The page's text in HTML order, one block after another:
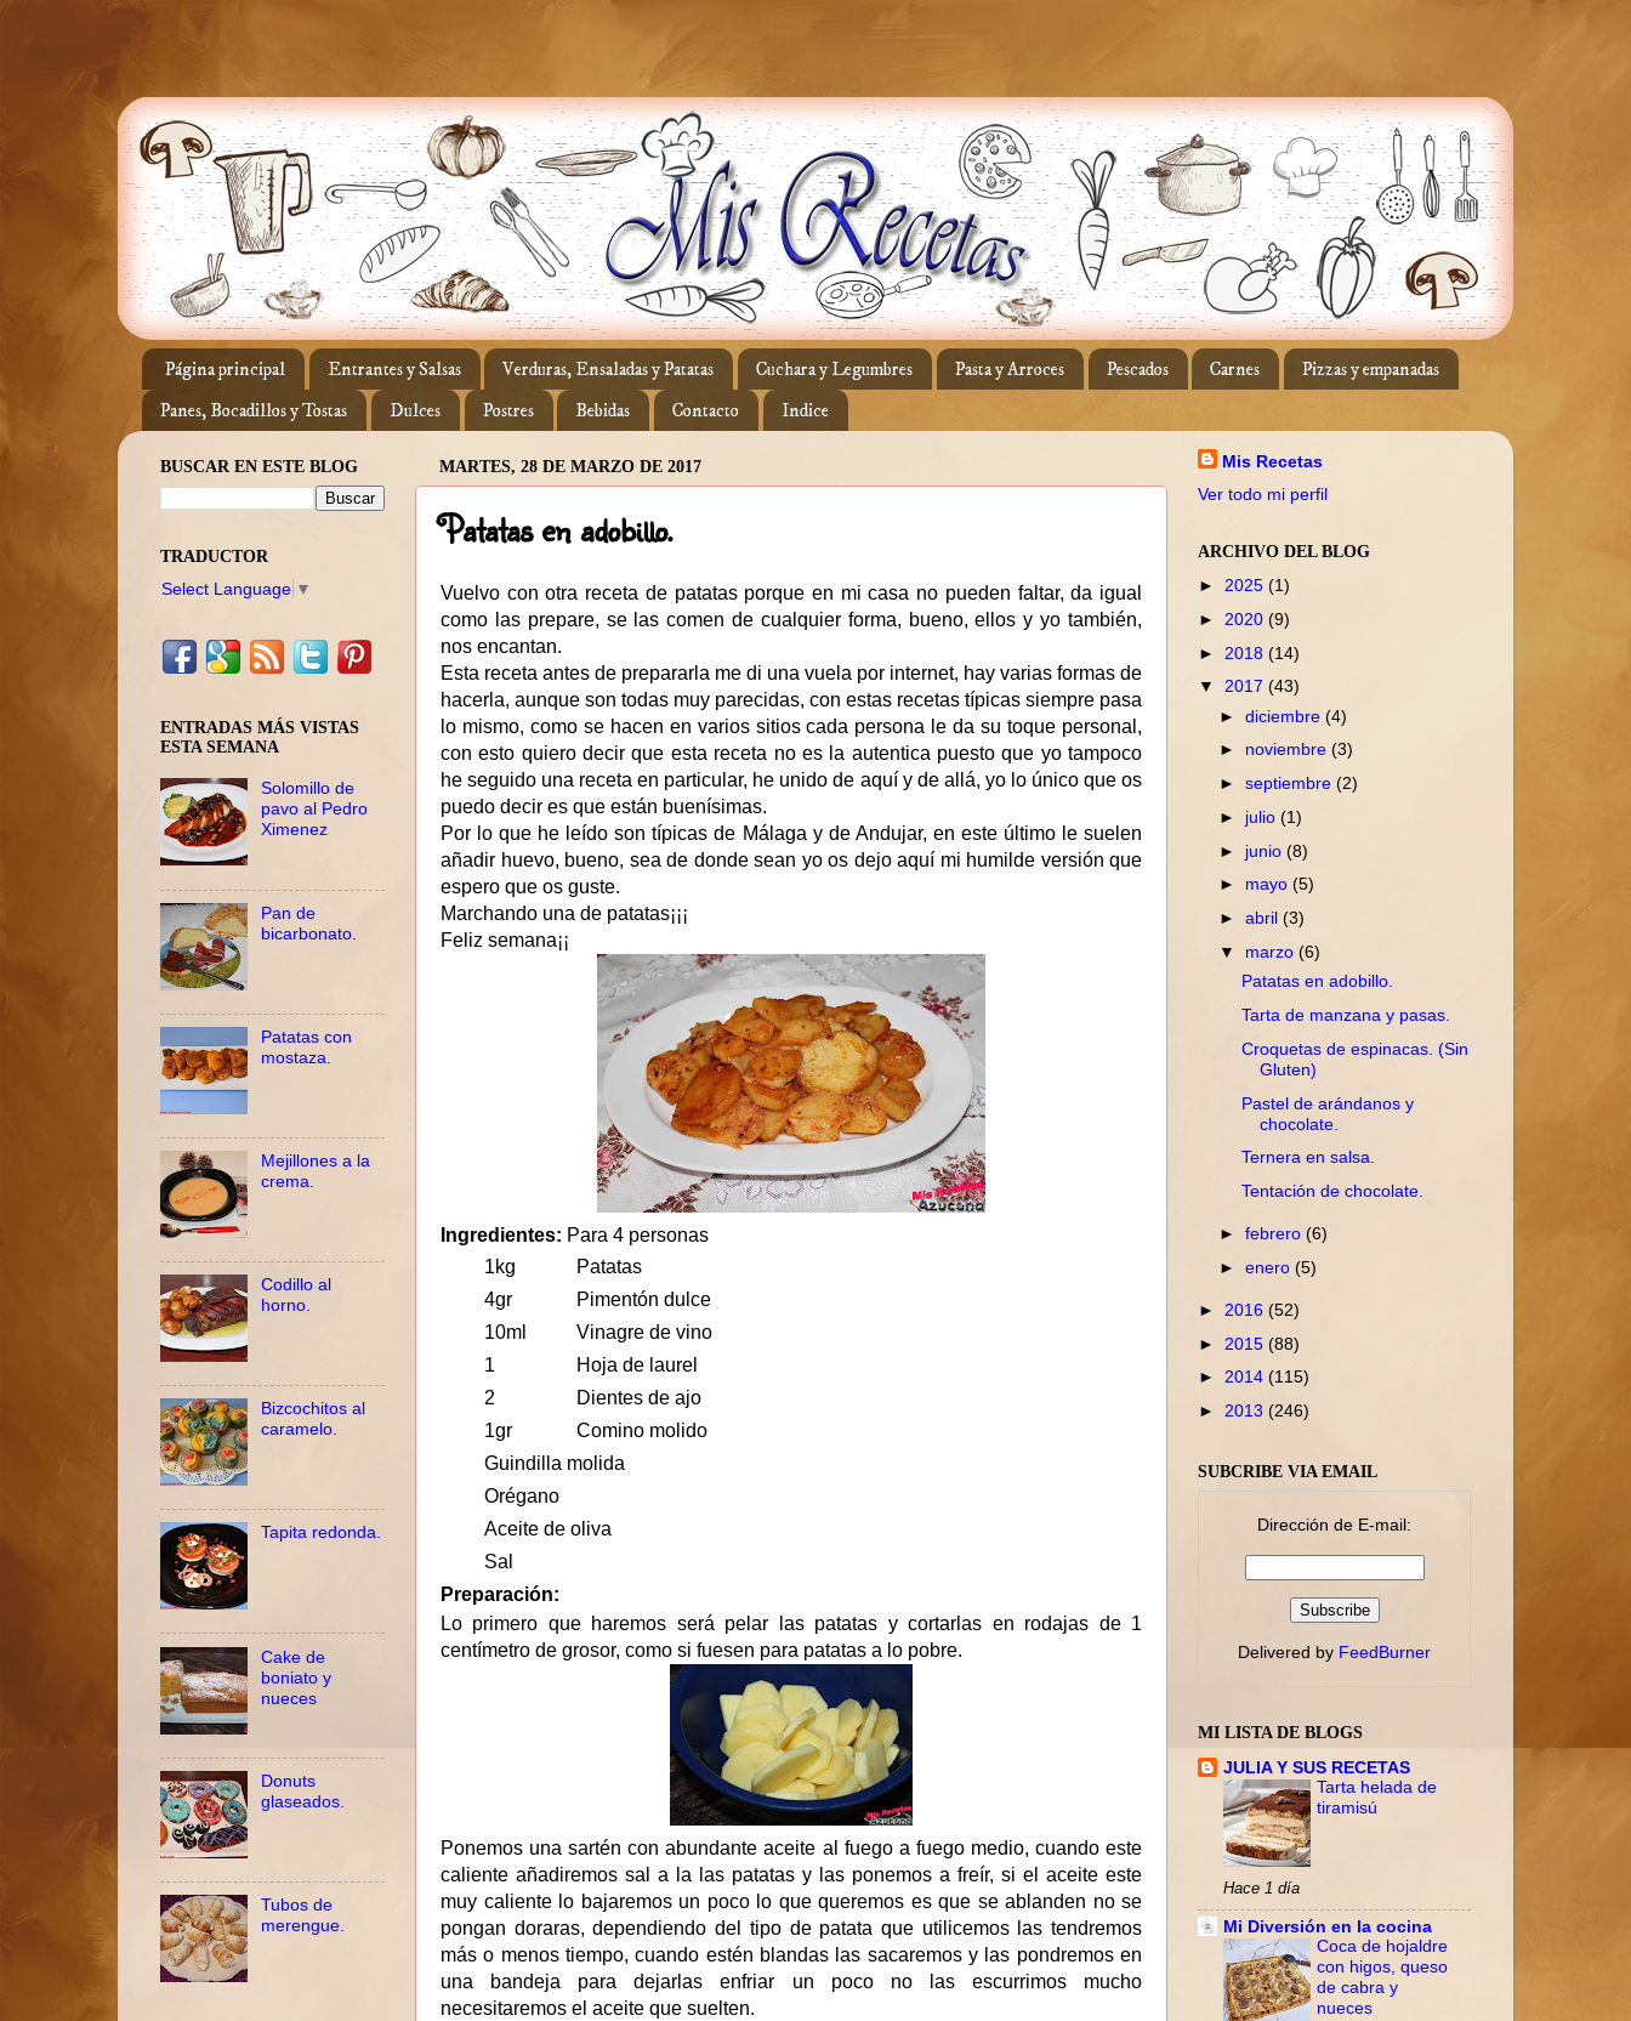
Página principal Entrantes y Salsas Verduras, Ensaladas y Patatas Cuchara y Legumbres Pasta y Arroces Pescados Carnes
Pizzas y empanadas
Panes, Bocadillos y Tostas
Dulces Postres Bebidas Contacto Indice
MARTES, 28 DE MARZO DE 2017
Patatas en adobillo.
Vuelvo con otra receta de patatas porque en mi casa no pueden faltar, da igual
como las prepare, se las comen de cualquier forma, bueno, ellos y yo también,
nos encantan.
Esta receta antes de prepararla me di una vuela por internet, hay varias formas de
hacerla, aunque son todas muy parecidas, con estas recetas típicas siempre pasa
lo mismo, como se hacen en varios sitios cada persona le da su toque personal,
con esto quiero decir que esta receta no es la autentica puesto que yo tampoco
he seguido una receta en particular, he unido de aquí y de allá, yo lo único que os
puedo decir es que están buenísimas.
Por lo que he leído son típicas de Málaga y de Andujar, en este último le suelen
añadir huevo, bueno, sea de donde sean yo os dejo aquí mi humilde versión que
espero que os guste.
Marchando una de patatas¡¡¡
Feliz semana¡¡
Ingredientes: Para 4 personas
1kg
Patatas
4gr
Pimentón dulce
10ml
Vinagre de vino
1
Hoja de laurel
2
Dientes de ajo
1gr
Comino molido
Guindilla molida
Orégano
Aceite de oliva
Sal
Preparación:
Lo primero que haremos será pelar las patatas y cortarlas en rodajas de 1
centímetro de grosor, como si fuesen para patatas a lo pobre.
Ponemos una sartén con abundante aceite al fuego a fuego medio, cuando este
caliente añadiremos sal a la las patatas y las ponemos a freír, si el aceite este
muy caliente lo bajaremos un poco lo que queremos es que se ablanden no se
pongan doraras, dependiendo del tipo de patata que utilicemos las tendremos
más o menos tiempo, cuando estén blandas las sacaremos y las pondremos en
una bandeja para dejarlas enfriar un poco no las escurrimos mucho
necesitaremos el aceite que suelten.
BUSCAR EN ESTE BLOG
TRADUCTOR
Select Language ▼
ENTRADAS MÁS VISTAS
ESTA SEMANA
Solomillo de
pavo al Pedro
Ximenez
Pan de
bicarbonato.
Patatas con
mostaza.
Mejillones a la
crema.
Codillo al
horno.
Bizcochitos al
caramelo.
Tapita redonda.
Cake de
boniato y
nueces
Donuts
glaseados.
Tubos de
merengue.
Mis Recetas
Ver todo mi perfil
ARCHIVO DEL BLOG
► 2025 (1)
► 2020 (9)
► 2018 (14)
▼ 2017 (43)
►diciembre(4)
► noviembre(3)
►septiembre(2)
► julio(1)
► junio(8)
► mayo(5)
►abril(3)
▼ marzo(6)
Patatas en adobillo.
Tarta de manzana y pasas.
Croquetas de espinacas. (Sin
Gluten)
Pastel de arándanos y
chocolate.
Ternera en salsa.
Tentación de chocolate.
►febrero(6)
►enero(5)
► 2016 (52)
► 2015 (88)
► 2014 (115)
► 2013 (246)
SUBCRIBE VIA EMAIL
Dirección de E-mail:
Delivered by FeedBurner
MI LISTA DE BLOGS
JULIA Y SUS RECETAS
Tarta helada de
tiramisú
Hace 1 día
Mi Diversión en la cocina
Coca de hojaldre
con higos, queso
de cabra y
nueces